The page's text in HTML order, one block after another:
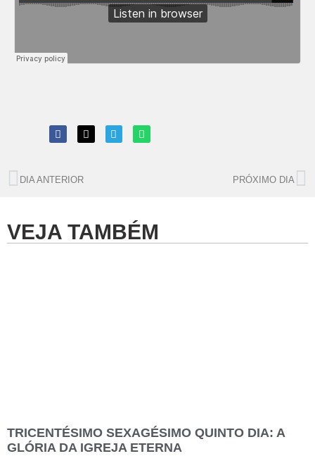
DIA ANTERIOR PRÓXIMO DIA
VEJA TAMBÉM
TRICENTÉSIMO SEXAGÉSIMO QUINTO DIA: A
GLÓRIA DA IGREJA ETERNA